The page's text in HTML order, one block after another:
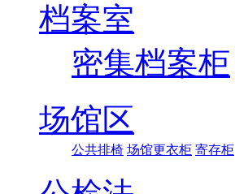
档案室
密集档案柜
场馆区
公共排椅 场馆更衣柜 寄存柜